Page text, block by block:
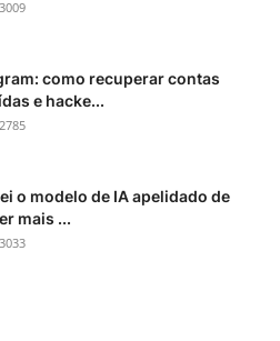
3009
como recuperar contas
e hacke...
2785
o modelo de IA apelidado de
mais ...
3033